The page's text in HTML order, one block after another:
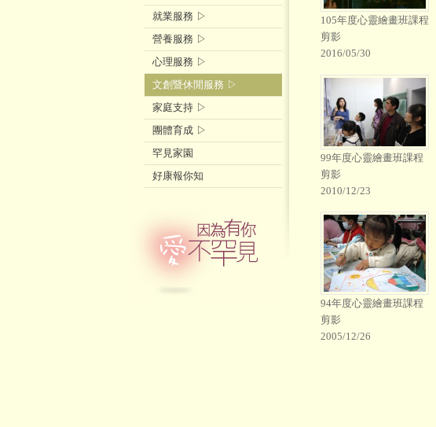
105年度心靈繪畫班課程
剪影
2016/05/30
99年度心靈繪畫班課程
剪影
2010/12/23
94年度心靈繪畫班課程
剪影
2005/12/26
就業服務 ▷
營養服務 ▷
心理服務 ▷
文創暨休閒服務 ▷
家庭支持 ▷
團體育成 ▷
罕見家園
好康報你知